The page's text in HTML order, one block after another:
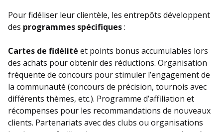
Pour fidéliser leur clientèle, les entrepôts développent
des programmes spécifiques:
Cartes de fidélité et points bonus accumulables lors
des achats pour obtenir des réductions. Organisation
fréquente de concours pour stimuler l’engagement de
la communauté (concours de précision, tournois avec
différents thèmes, etc.). Programme d’affiliation et
récompenses pour les recommandations de nouveaux
clients. Partenariats avec des clubs ou organisations